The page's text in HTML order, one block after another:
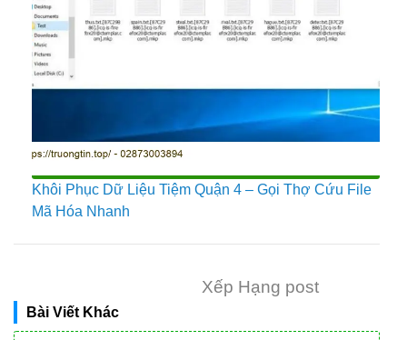
Khôi Phục Dữ Liệu Tiệm Quận 4 – Gọi Thợ Cứu File
Mã Hóa Nhanh
Xếp Hạng post
Bài Viết Khác